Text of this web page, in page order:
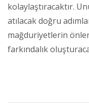
kolaylaştıracaktır.
atılacak doğru
mağduriyetlerin
farkındalık